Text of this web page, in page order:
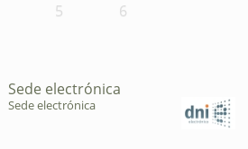
5 6
Sede electrónica
Sede electrónica